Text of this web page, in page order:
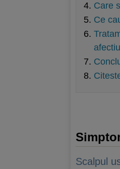
Care
Ce
Scalpul